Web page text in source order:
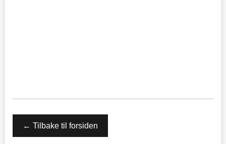
← Tilbake til forsiden